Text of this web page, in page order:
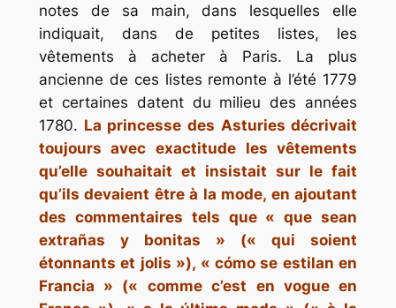
notes de sa main, dans lesquelles elle
indiquait, dans de petites listes, les
vêtements à acheter à Paris. La plus
ancienne de ces listes remonte à l’été 1779
et certaines datent du milieu des années
1780. La princesse des Asturies décrivait
toujours avec exactitude les vêtements
qu’elle souhaitait et insistait sur le fait
qu’ils devaient être à la mode, en ajoutant
des commentaires tels que « que sean
extrañas y bonitas » (« qui soient
étonnants et jolis »), « cómo se estilan en
Francia » (« comme c’est en vogue en